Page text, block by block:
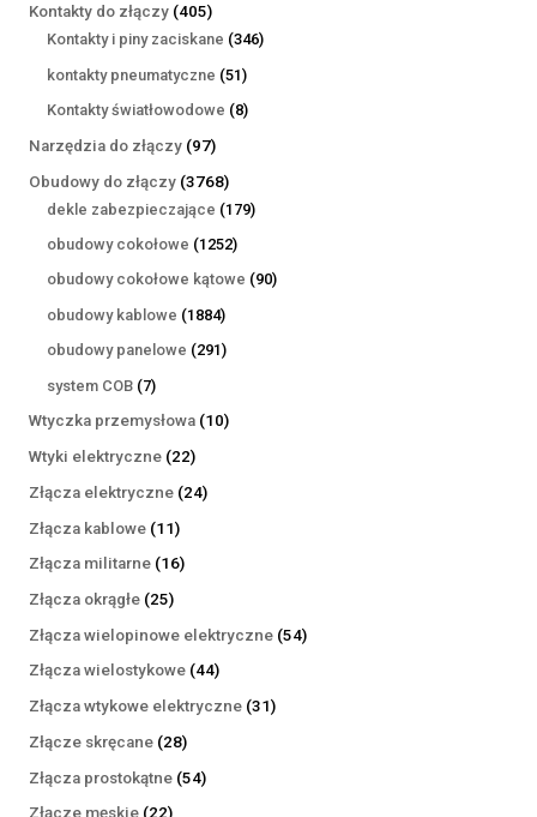
Kontakty do złączy 405405
produktów
Kontakty i piny zaciskane 346346
kontakty pneumatyczne 5151
produktów
Kontakty światłowodowe 88
Narzędzia do złączy 9797
produktów
Obudowy do złączy 37683768
produktów
dekle zabezpieczające 179179
obudowy cokołowe 12521252
produkty
obudowy cokołowe kątowe 9090
obudowy kablowe 18841884
produkty
obudowy panelowe 291291
system COB 77
produktów
Wtyczka przemysłowa 1010
Wtyki elektryczne 2222
produkty
Złącza elektryczne 2424
Złącza kablowe 1111
produktów
Złącza militarne 1616
Złącza okrągłe 2525
produktów
Złącza wielopinowe elektryczne 5454
Złącza wielostykowe 4444
produkty
Złącza wtykowe elektryczne 3131
Złącze skręcane 2828
produktów
Złącza prostokątne 5454
Złącze męskie 2222